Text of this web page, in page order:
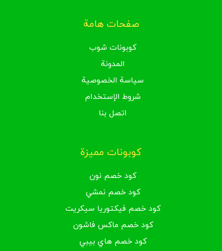
صفحات هامة
كوبونات شوب
المدونة
سياسة الخصوصية
شروط الإستخدام
اتصل بنا
كوبونات مميزة
كود خصم نون
كود خصم نمشي
كود خصم فيكتوريا سيكريت
كود خصم ماكس فاشون
كود خصم هاي بيبي